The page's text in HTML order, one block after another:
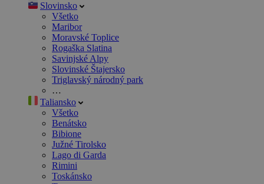
Slovinsko
Všetko
Maribor
Moravské Toplice
Rogaška Slatina
Savinjské Alpy
Slovinské Štajersko
Triglavský národný park
…
Taliansko
Všetko
Benátsko
Bibione
Južné Tirolsko
Lago di Garda
Rimini
Toskánsko